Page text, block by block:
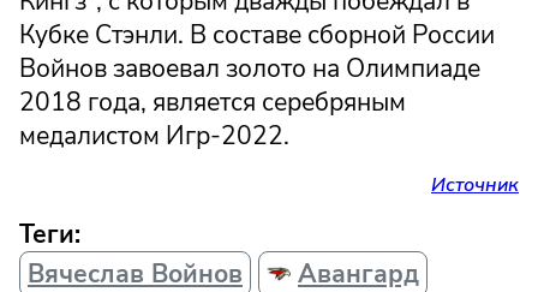
Кубке Стэнли. В составе сборной России
Войнов завоевал золото на Олимпиаде
2018 года, является серебряным
медалистом Игр-2022.
Источник
Теги:
Вячеслав Войнов
Авангард